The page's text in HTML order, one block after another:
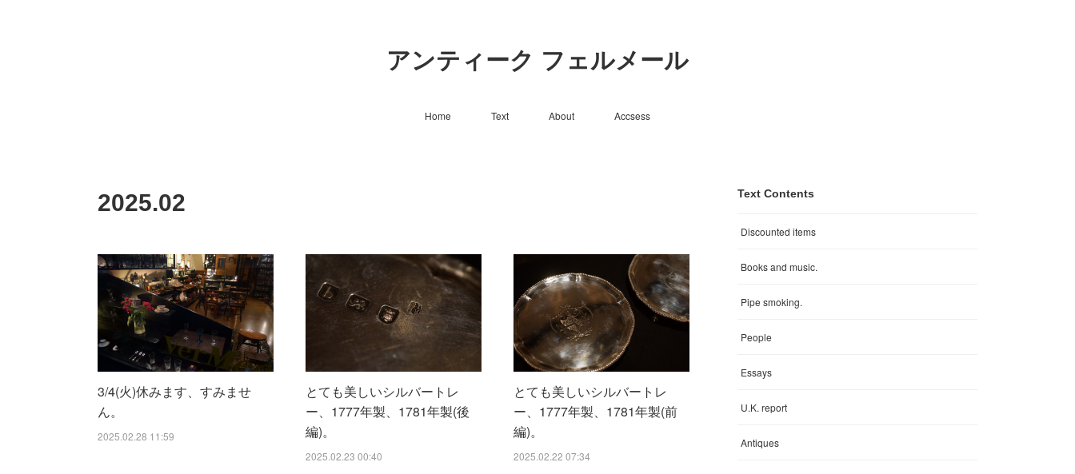
アンティーク フェルメール
Home Text About Accsess
2025.02
3/4(火)休みます、すみませ
ん。
2025.02.28 11:59
とても美しいシルバートレ
ー、1777年製、1781年製(後
編)。
2025.02.23 00:40
とても美しいシルバートレ
ー、1777年製、1781年製(前
編)。
2025.02.22 07:34
Text Contents
Discounted items
Books and music.
Pipe smoking.
People
Essays
U.K. report
Antiques